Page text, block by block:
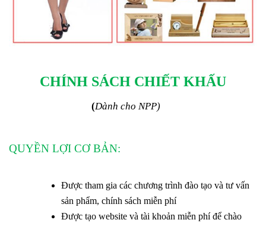
CHÍNH SÁCH CHIẾT KHẤU
(Dành cho NPP)
QUYỀN LỢI CƠ BẢN:
Được tham gia các chương trình đào tạo và tư vấn
sản phẩm, chính sách miễn phí
Được tạo website và tài khoản miễn phí để chào